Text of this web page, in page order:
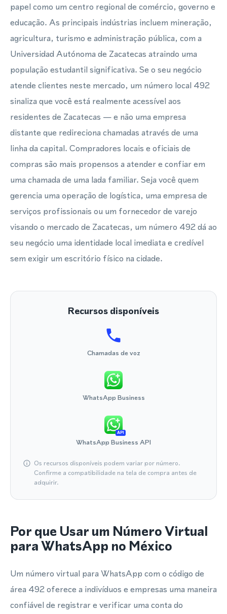
papel como um centro regional de comércio, governo e
educação. As principais indústrias incluem mineração,
agricultura, turismo e administração pública, com a
Universidad Autónoma de Zacatecas atraindo uma
população estudantil significativa. Se o seu negócio
atende clientes neste mercado, um número local 492
sinaliza que você está realmente acessível aos
residentes de Zacatecas — e não uma empresa
distante que redireciona chamadas através de uma
linha da capital. Compradores locais e oficiais de
compras são mais propensos a atender e confiar em
uma chamada de uma lada familiar. Seja você quem
gerencia uma operação de logística, uma empresa de
serviços profissionais ou um fornecedor de varejo
visando o mercado de Zacatecas, um número 492 dá ao
seu negócio uma identidade local imediata e credível
sem exigir um escritório físico na cidade.
Recursos disponíveis
Chamadas de voz
WhatsApp Business
API
WhatsApp Business API
Os recursos disponíveis podem variar por número.
Confirme a compatibilidade na tela de compra antes de
adquirir.
Por que Usar um Número Virtual
para WhatsApp no México
Um número virtual para WhatsApp com o código de
área 492 oferece a indivíduos e empresas uma maneira
confiável de registrar e verificar uma conta do